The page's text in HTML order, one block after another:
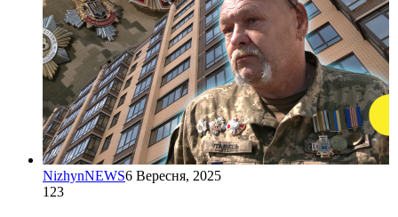
NizhynNEWS6 Вересня, 2025
123